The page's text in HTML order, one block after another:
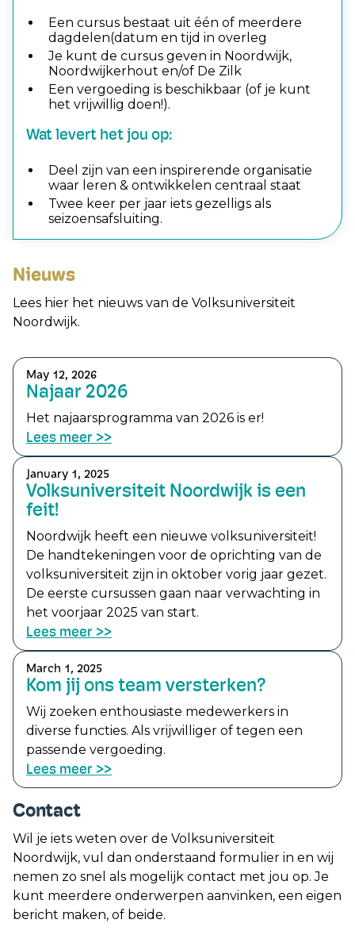
Een cursus bestaat uit één of meerdere
dagdelen(datum en tijd in overleg
Je kunt de cursus geven in Noordwijk,
Noordwijkerhout en/of De Zilk
Een vergoeding is beschikbaar (of je kunt
het vrijwillig doen!).
Wat levert het jou op:
Deel zijn van een inspirerende organisatie
waar leren & ontwikkelen centraal staat
Twee keer per jaar iets gezelligs als
seizoensafsluiting.
Nieuws
Lees hier het nieuws van de Volksuniversiteit
Noordwijk.
May 12, 2026
Najaar 2026
Het najaarsprogramma van 2026 is er!
Lees meer >>
January 1, 2025
Volksuniversiteit Noordwijk is een
feit!
Noordwijk heeft een nieuwe volksuniversiteit!
De handtekeningen voor de oprichting van de
volksuniversiteit zijn in oktober vorig jaar gezet.
De eerste cursussen gaan naar verwachting in
het voorjaar 2025 van start.
Lees meer >>
March 1, 2025
Kom jij ons team versterken?
Wij zoeken enthousiaste medewerkers in
diverse functies. Als vrijwilliger of tegen een
passende vergoeding.
Lees meer >>
Contact
Wil je iets weten over de Volksuniversiteit
Noordwijk, vul dan onderstaand formulier in en wij
nemen zo snel als mogelijk contact met jou op. Je
kunt meerdere onderwerpen aanvinken, een eigen
bericht maken, of beide.